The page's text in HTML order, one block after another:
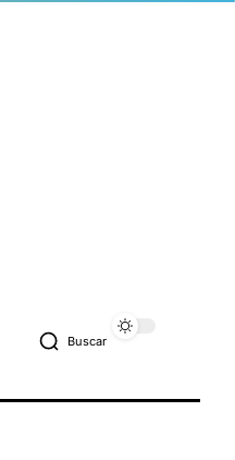
Buscar